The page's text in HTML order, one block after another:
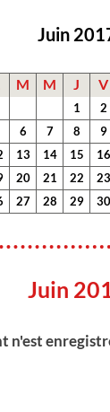
Juin
M M J V
1 2
6 7 8 9
13 14 15 16
20 21 22 23
27 28 29 30
Juin
n'est